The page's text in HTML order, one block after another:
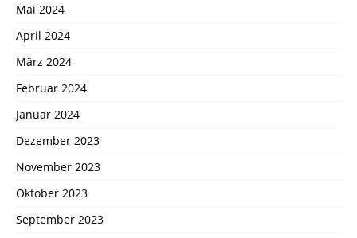
Mai 2024
April 2024
März 2024
Februar 2024
Januar 2024
Dezember 2023
November 2023
Oktober 2023
September 2023